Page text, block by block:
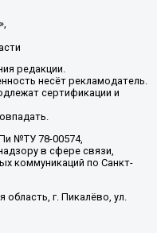
редакции.
несёт рекламодатель.
сертификации и
№ТУ 78-00574,
в сфере связи,
коммуникаций по Санкт-
г. Пикалёво, ул.